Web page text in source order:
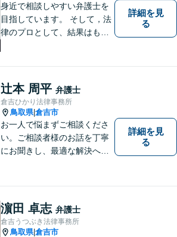
身近で相談しやすい弁護士を
目指しています。 そして，法
律のプロとして、結果はもち
依頼者様の心を理解し，寄り
添いながら問題い解決のサポ
ートを心がけています。
詳細を見
る
辻本 周平 弁護士
倉吉ひかり法律事務所
鳥取県|倉吉市
お一人で悩まずご相談くださ
い。ご相談者様のお話を丁寧
にお聞きし、最適な解決へと
詳細を見
る
濵田 卓志 弁護士
倉吉うつぶき法律事務所
鳥取県|倉吉市